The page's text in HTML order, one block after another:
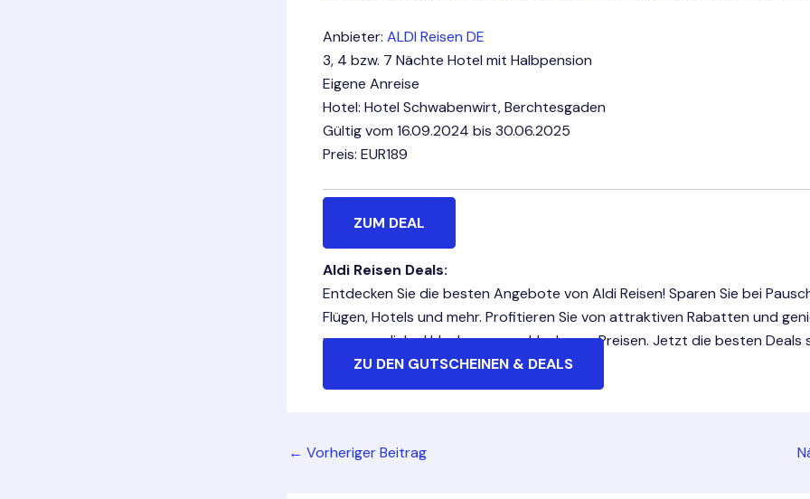
Anbieter: ALDI Reisen DE
3, 4 bzw. 7 Nächte Hotel mit Halbpension
Eigene Anreise
Hotel: Hotel Schwabenwirt, Berchtesgaden
Gültig vom 16.09.2024 bis 30.06.2025
Preis: EUR189
ZUM DEAL
Aldi Reisen Deals:
Entdecken Sie die besten Angebote von Aldi Reisen! Sparen Sie bei
Flügen, Hotels und mehr. Profitieren Sie von attraktiven Rabatten und
unvergessliche Urlaube zu unschlagbaren Preisen. Jetzt die besten Deals
ZU DEN GUTSCHEINEN & DEALS
Post
← Vorheriger Beitrag